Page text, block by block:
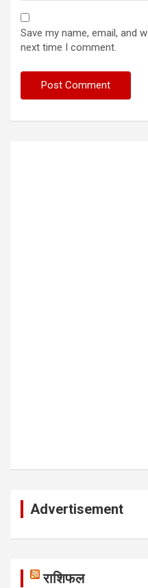
Save my name, email, and
next time I comment.
Advertisement
राशिफल